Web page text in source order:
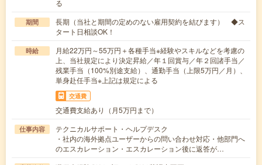
る
期間
長期（当社と期間の定めのない雇用契約を結びます） ◆ス
タート日相談OK！
時給
月給22万円～55万円＋各種手当※経験やスキルなどを考慮の
上、当社規定により決定昇給／年１回賞与／年２回諸手当／
残業手当（100%別途支給）、通勤手当（上限5万円／月）、
単身赴任手当※上記は規定による
交通費
交通費支給あり（月5万円まで）
仕事内容
テクニカルサポート・ヘルプデスク
・社内の海外拠点ユーザーからの問い合わせ対応・他部門へ
のエスカレーション・エスカレーション後に返答が…